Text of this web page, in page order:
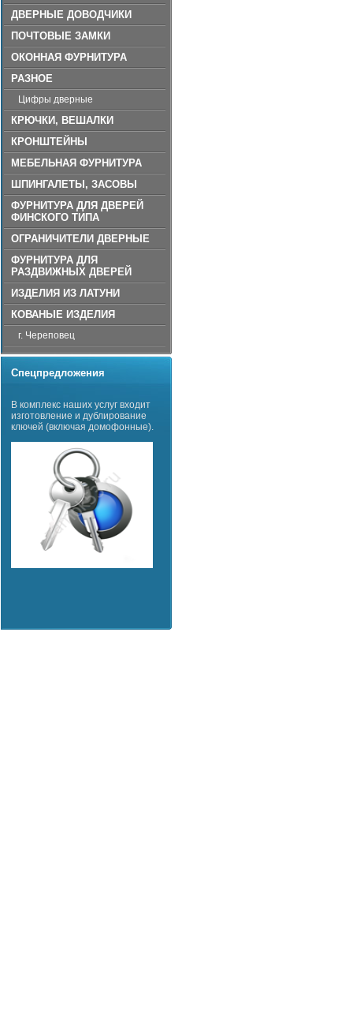
ДВЕРНЫЕ ДОВОДЧИКИ
ПОЧТОВЫЕ ЗАМКИ
ОКОННАЯ ФУРНИТУРА
РАЗНОЕ
Цифры дверные
КРЮЧКИ, ВЕШАЛКИ
КРОНШТЕЙНЫ
МЕБЕЛЬНАЯ ФУРНИТУРА
ШПИНГАЛЕТЫ, ЗАСОВЫ
ФУРНИТУРА ДЛЯ ДВЕРЕЙ
ФИНСКОГО ТИПА
ОГРАНИЧИТЕЛИ ДВЕРНЫЕ
ФУРНИТУРА ДЛЯ
РАЗДВИЖНЫХ ДВЕРЕЙ
ИЗДЕЛИЯ ИЗ ЛАТУНИ
КОВАНЫЕ ИЗДЕЛИЯ
г. Череповец
Спецпредложения
В комплекс наших услуг входит
изготовление и дублирование
ключей (включая домофонные).